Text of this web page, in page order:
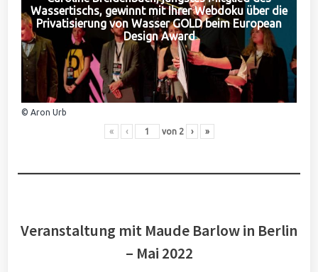
Wassertischs, gewinnt mit Ihrer Webdoku über die
Privatisierung von Wasser GOLD beim European
Design Award
© Aron Urb
« ‹ von 2 › »
Veranstaltung mit Maude Barlow in Berlin
– Mai 2022